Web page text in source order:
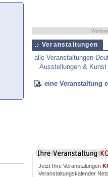
Veranstaltungen
alle Veranstaltungen
Ausstellungen & Kunst
eine Veranstaltung
Jetzt Ihre Veranstalungen
Veranstaltungskalender